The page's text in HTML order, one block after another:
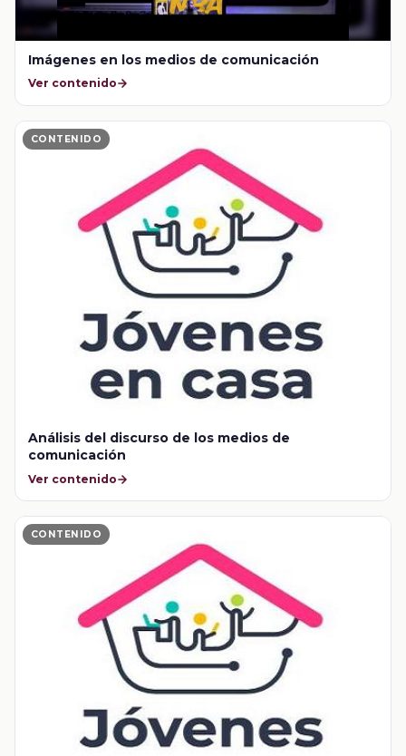
Imágenes en los medios de comunicación
Ver contenido
CONTENIDO
Análisis del discurso de los medios de
comunicación
Ver contenido
CONTENIDO